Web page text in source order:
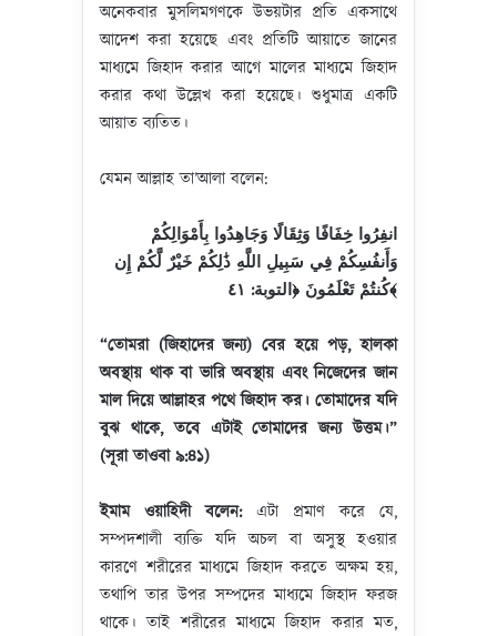
অনেকবার মুসলিমগণকে উভয়টার প্রতি একসাথে
আদেশ করা হয়েছে এবং প্রতিটি আয়াতে জানের
মাধ্যমে জিহাদ করার আগে মালের মাধ্যমে জিহাদ
করার কথা উল্লেখ করা হয়েছে। শুধুমাত্র একটি
আয়াত ব্যতিত।
যেমন আল্লাহ তা’আলা বলেন:
انفِرُوا خِفَافًا وَثِقَالًا وَجَاهِدُوا بِأَمْوَالِكُمْ
وَأَنفُسِكُمْ فِي سَبِيلِ اللَّهِ ذَٰلِكُمْ خَيْرٌ لَّكُمْ إِن
كُنتُمْ تَعْلَمُونَ ﴿التوبة: ٤١﴾
“তোমরা (জিহাদের জন্য) বের হয়ে পড়, হালকা
অবস্থায় থাক বা ভারি অবস্থায় এবং নিজেদের জান
মাল দিয়ে আল্লাহর পথে জিহাদ কর। তোমাদের যদি
বুঝ থাকে, তবে এটাই তোমাদের জন্য উত্তম।”
(সূরা তাওবা ৯:৪১)
ইমাম ওয়াহিদী বলেন:এটা প্রমাণ করে যে,
সম্পদশালী ব্যক্তি যদি অচল বা অসুস্থ হওয়ার
কারণে শরীরের মাধ্যমে জিহাদ করতে অক্ষম হয়,
তথাপি তার উপর সম্পদের মাধ্যমে জিহাদ ফরজ
থাকে। তাই শরীরের মাধ্যমে জিহাদ করার মত,